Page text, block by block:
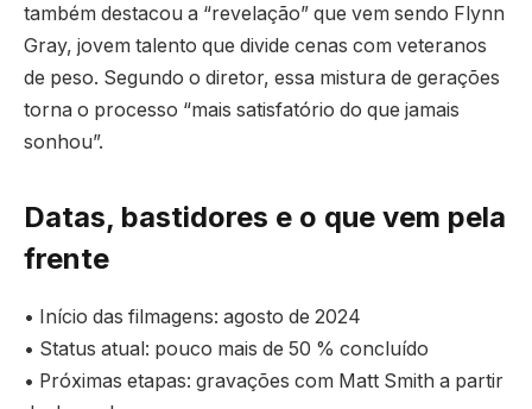
também destacou a “revelação” que vem sendo Flynn
Gray, jovem talento que divide cenas com veteranos
de peso. Segundo o diretor, essa mistura de gerações
torna o processo “mais satisfatório do que jamais
sonhou”.
Datas, bastidores e o que vem pela
frente
• Início das filmagens: agosto de 2024
• Status atual: pouco mais de 50 % concluído
• Próximas etapas: gravações com Matt Smith a partir